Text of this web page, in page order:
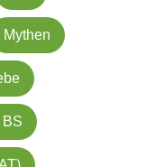
Mythen